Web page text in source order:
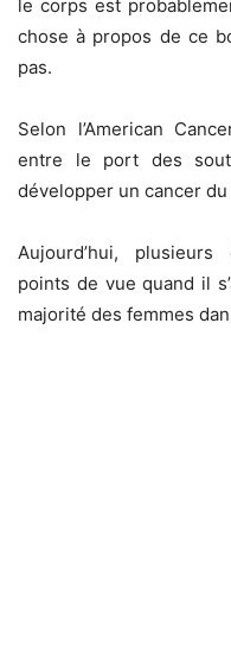
le corps est
chose à propos de ce
pas.
Selon l’American
entre le port des
développer un cancer du
Aujourd’hui,
points de vue quand il
majorité des femmes